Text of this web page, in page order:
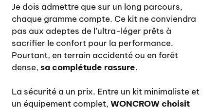
Je dois admettre que sur un long parcours,
chaque gramme compte. Ce kit ne conviendra
pas aux adeptes de l’ultra-léger prêts à
sacrifier le confort pour la performance.
Pourtant, en terrain accidenté ou en forêt
dense, sa complétude rassure.
La sécurité a un prix. Entre un kit minimaliste et
un équipement complet, WONCROW choisit